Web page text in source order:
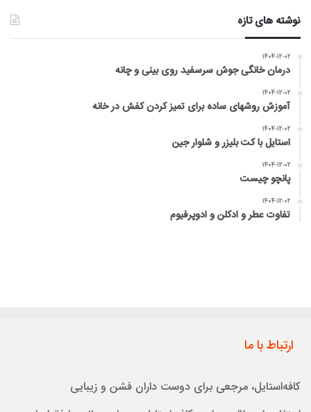
نوشته های تازه
۱۴۰۴-۱۲-۰۲
درمان خانگی جوش سرسفید روی بینی و چانه
۱۴۰۴-۱۲-۰۲
آموزش روشهای ساده برای تمیز کردن کفش در خانه
۱۴۰۴-۱۲-۰۲
استایل با کت بلیزر و شلوار جین
۱۴۰۴-۱۲-۰۲
پانچو چیست
۱۴۰۴-۱۲-۰۲
تفاوت عطر و ادکلن و ادوپرفیوم
ارتباط با ما
کافه‌استایل، مرجعی برای دوست داران فشن و زیبایی